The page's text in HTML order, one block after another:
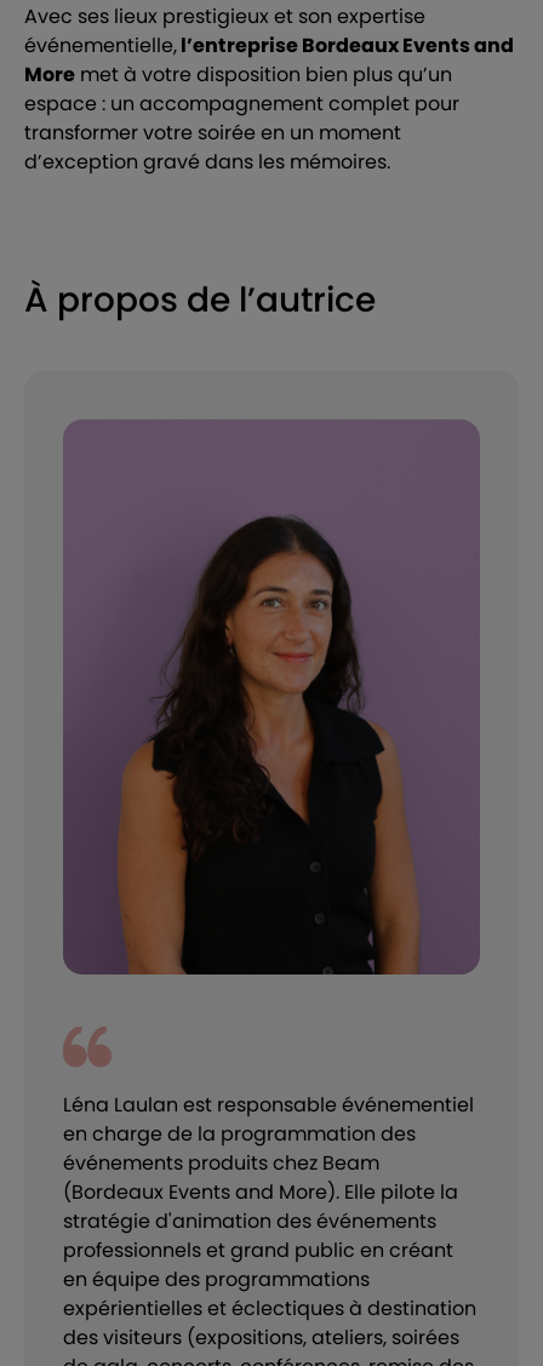
Avec ses lieux prestigieux et son expertise
événementielle,l’entreprise Bordeaux Events and
More met à votre disposition bien plus qu’un
espace : un accompagnement complet pour
transformer votre soirée en un moment
d’exception gravé dans les mémoires.
À propos de l’autrice
Léna Laulan est responsable événementiel
en charge de la programmation des
événements produits chez Beam
(Bordeaux Events and More). Elle pilote la
stratégie d'animation des événements
professionnels et grand public en créant
en équipe des programmations
expérientielles et éclectiques à destination
des visiteurs (expositions, ateliers, soirées